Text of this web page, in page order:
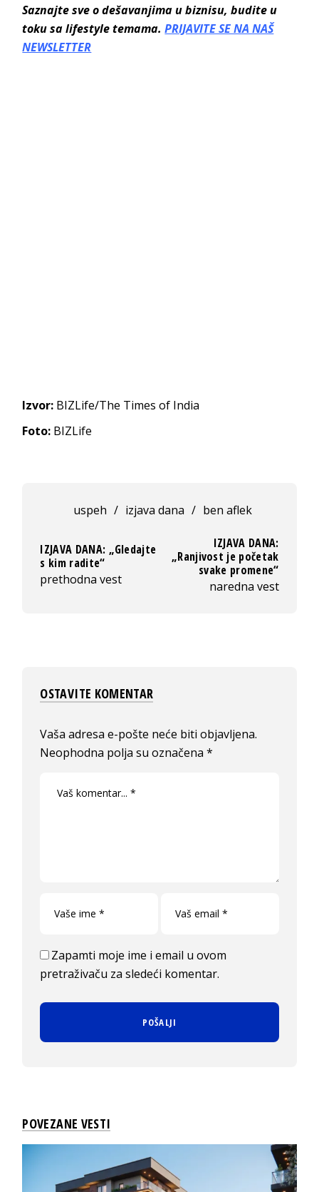
Saznajte sve o dešavanjima u biznisu, budite u
toku sa lifestyle temama.PRIJAVITE SE NA NAŠ
NEWSLETTER
Izvor: BIZLife/The Times of India
Foto: BIZLife
uspeh / izjava dana / ben aflek
IZJAVA DANA: „Gledajte
s kim radite“
prethodna vest
IZJAVA DANA:
„Ranjivost je početak
svake promene“
naredna vest
OSTAVITE KOMENTAR
Vaša adresa e-pošte neće biti objavljena.
Neophodna polja su označena*
Zapamti moje ime i email u ovom
pretraživaču za sledeći komentar.
POVEZANE VESTI